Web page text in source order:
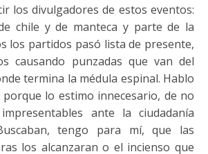
los divulgadores de estos eventos:
chile y de manteca y parte de la
los partidos pasó lista de presente,
causando punzadas que van del
termina la médula espinal. Hablo
lo estimo innecesario, de no
ante la ciudadanía
tengo para mí, que las
los alcanzaran o el incienso que